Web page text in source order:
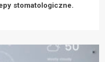
stomatologiczne.